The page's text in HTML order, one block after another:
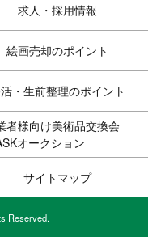
求人・採用情報
絵画売却のポイント
・生前整理のポイント
者様向け美術品交換会
オークション
サイトマップ
Reserved.